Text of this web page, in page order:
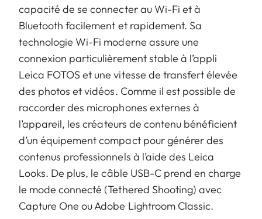
capacité de se connecter au Wi-Fi et à
Bluetooth facilement et rapidement. Sa
technologie Wi-Fi moderne assure une
connexion particulièrement stable à l’appli
Leica FOTOS et une vitesse de transfert élevée
des photos et vidéos. Comme il est possible de
raccorder des microphones externes à
l’appareil, les créateurs de contenu bénéficient
d’un équipement compact pour générer des
contenus professionnels à l’aide des Leica
Looks. De plus, le câble USB-C prend en charge
le mode connecté (Tethered Shooting) avec
Capture One ou Adobe Lightroom Classic.